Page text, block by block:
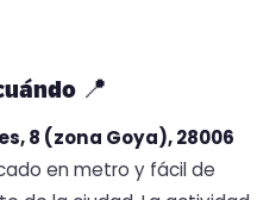
📍
8 (zona Goya), 28006
en metro y fácil de